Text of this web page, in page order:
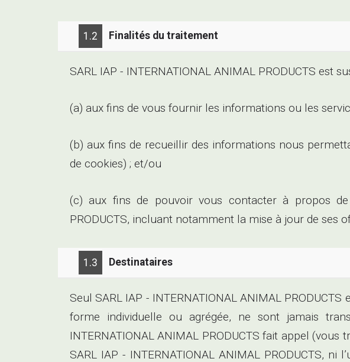
1.2 Finalités du traitement
SARL IAP - INTERNATIONAL ANIMAL PRODUCTS est
(a) aux fins de vous fournir les informations ou les
(b) aux fins de recueillir des informations nous
de cookies) ; et/ou
(c) aux fins de pouvoir vous contacter à propos de
PRODUCTS, incluant notamment la mise à jour de ses
1.3 Destinataires
Seul SARL IAP - INTERNATIONAL ANIMAL
forme individuelle ou agrégée, ne sont jamais
INTERNATIONAL ANIMAL PRODUCTS fait appel
SARL IAP - INTERNATIONAL ANIMAL PRODUCTS,